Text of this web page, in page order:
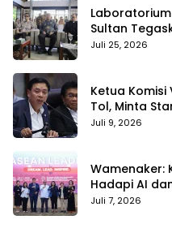
Sultan
Membentuk
Juli 25, 2026
Ketua Komisi
Tol, Minta
Juli 9, 2026
Wamenaker:
Hadapi AI
Juli 7, 2026